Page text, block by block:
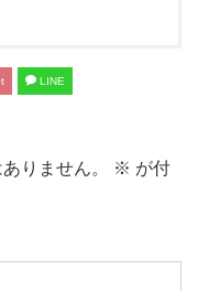
LINE
りません。 ※ が付